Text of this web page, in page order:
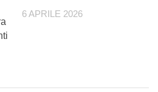
6 APRILE 2026